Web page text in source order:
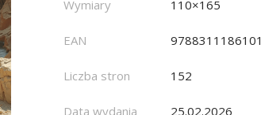
Wymiary 110×165
EAN 9788311186101
Liczba stron 152
Data wydania 25.02.2026